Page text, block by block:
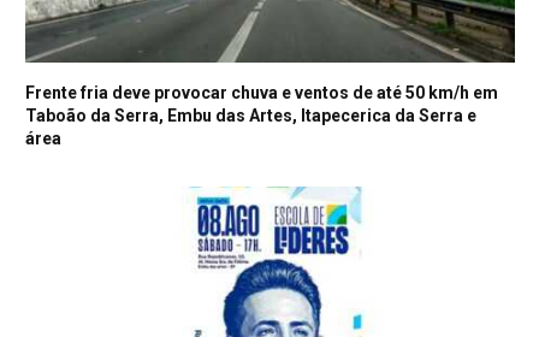
Frente fria deve provocar chuva e ventos de até 50 km/h em
Taboão da Serra, Embu das Artes, Itapecerica da Serra e
área